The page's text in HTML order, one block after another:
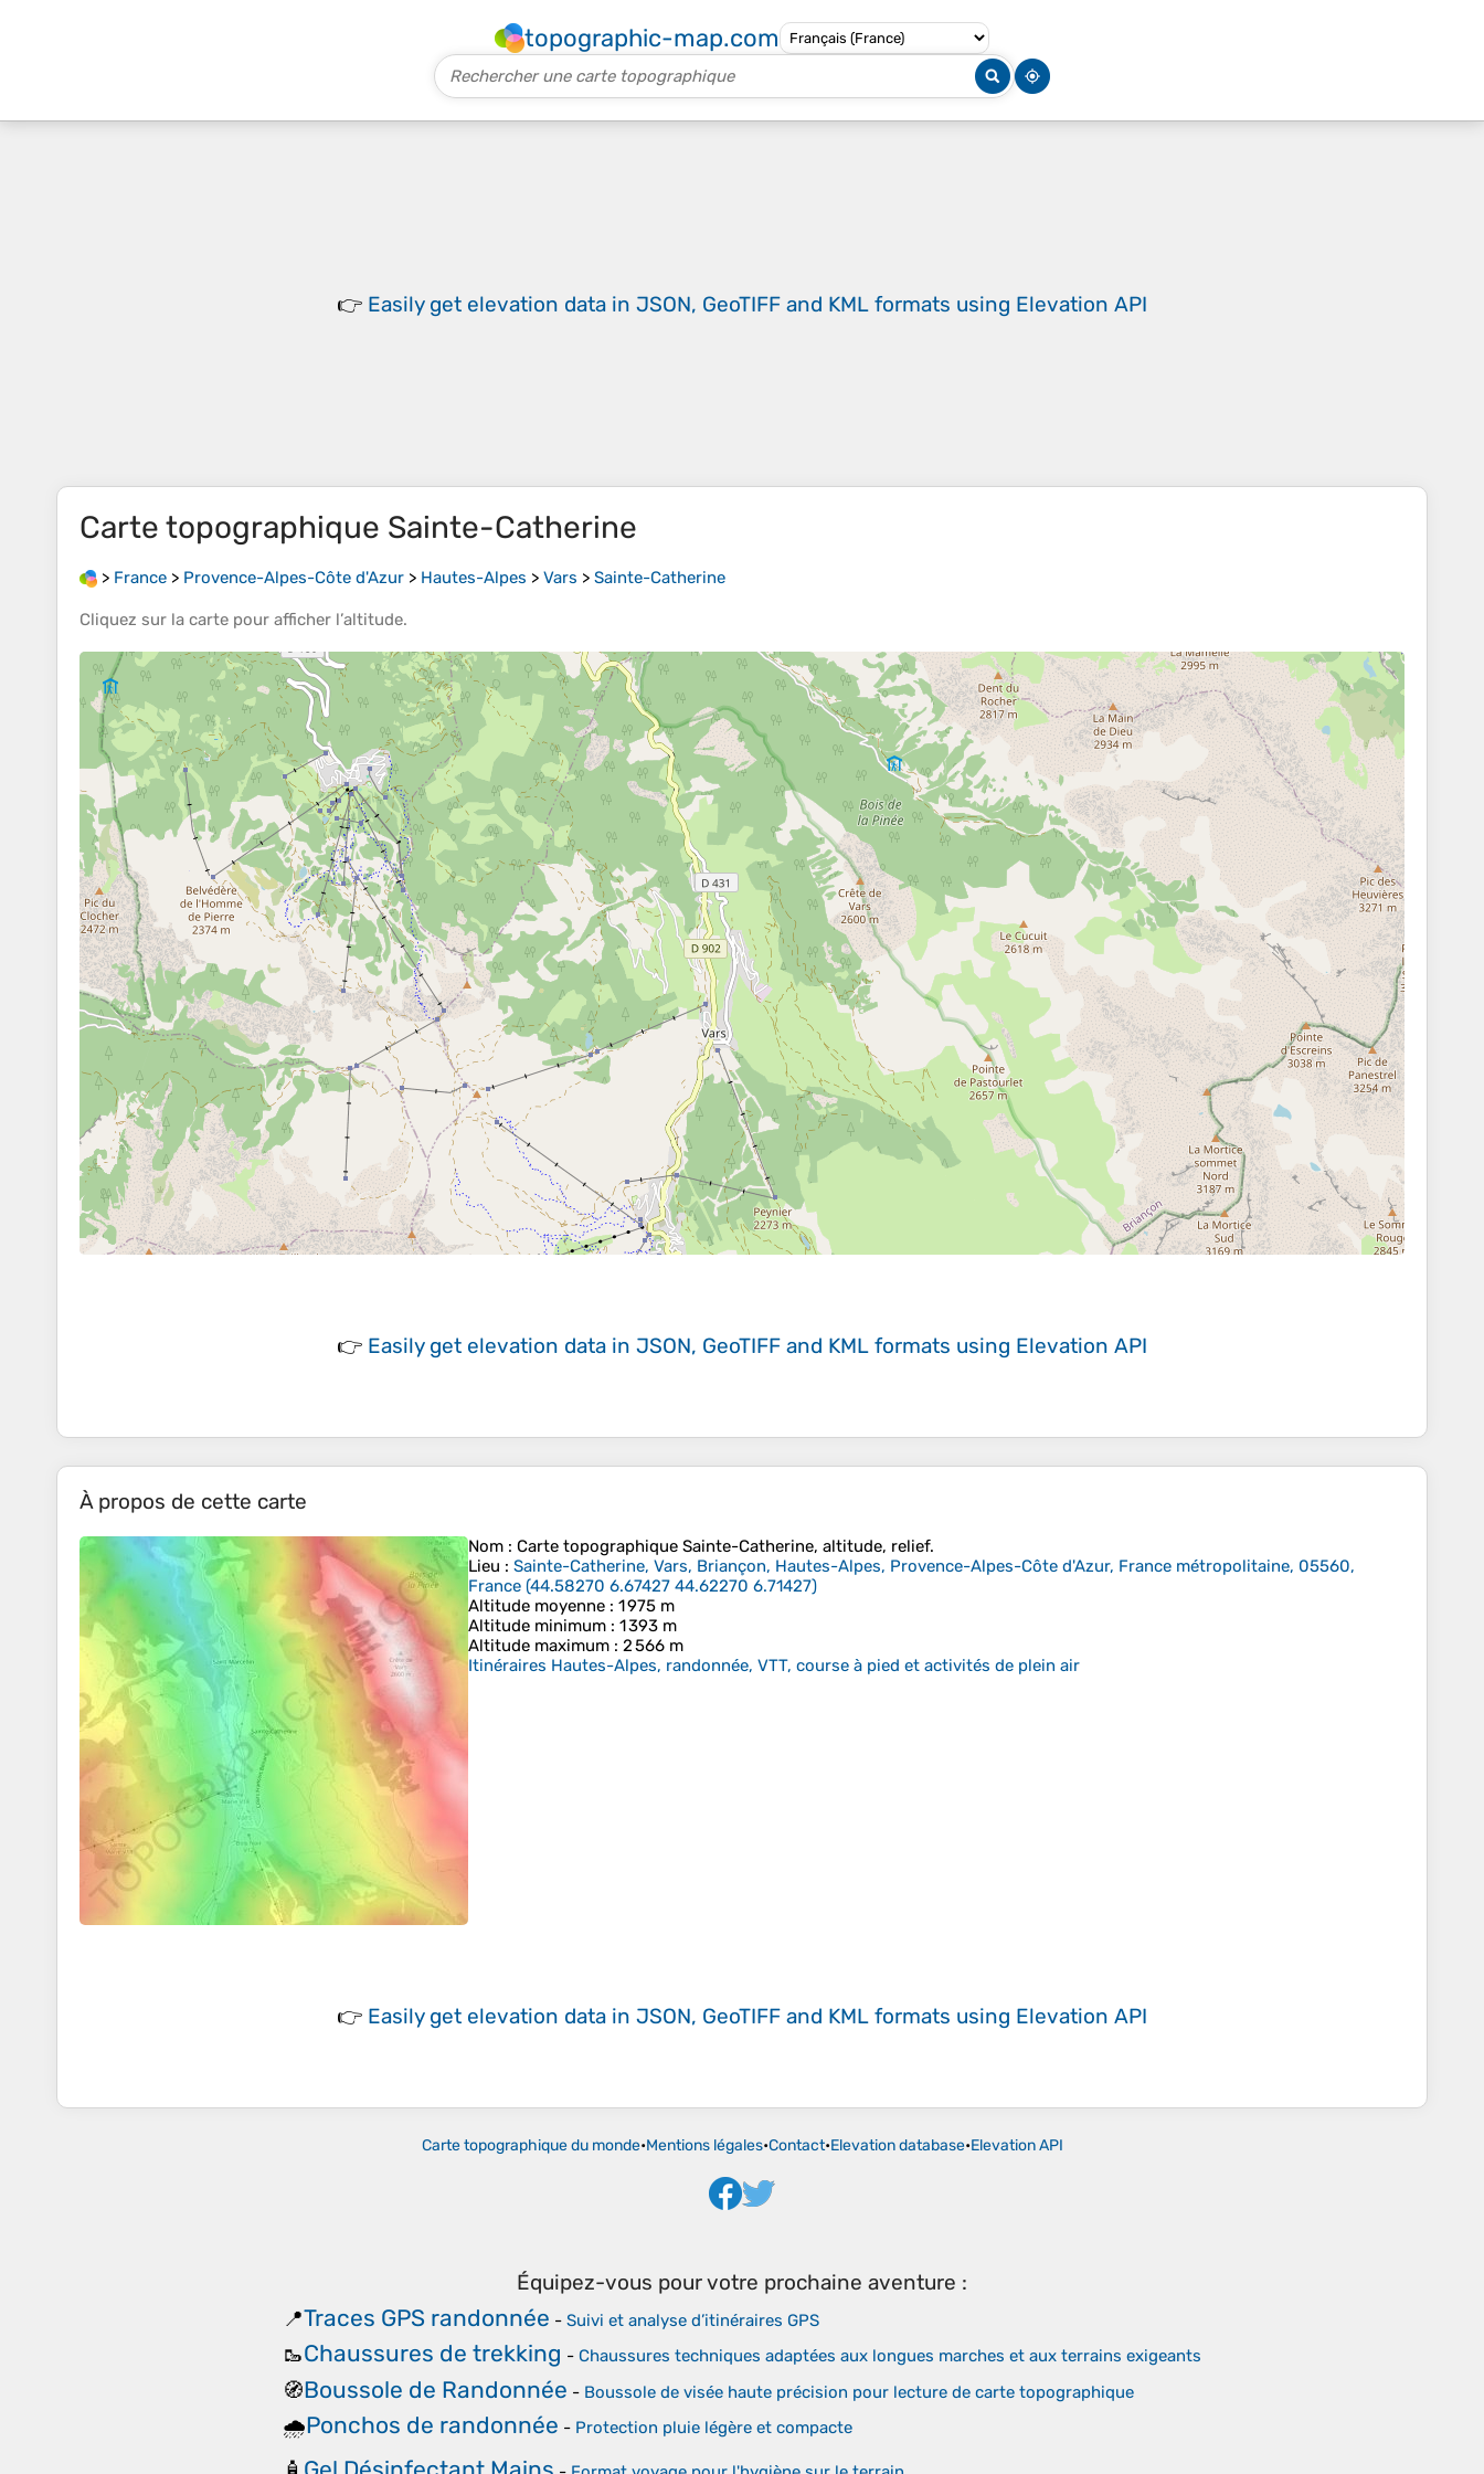
topographic-map.com
👉 Easily get elevation data in JSON, GeoTIFF and KML formats using Elevation API
Carte topographique Sainte-Catherine
> France > Provence-Alpes-Côte d'Azur > Hautes-Alpes > Vars > Sainte-Catherine
Cliquez sur la carte pour afficher l’altitude.
👉 Easily get elevation data in JSON, GeoTIFF and KML formats using Elevation API
À propos de cette carte
Nom : Carte topographique Sainte-Catherine, altitude, relief.
Lieu : Sainte-Catherine, Vars, Briançon, Hautes-Alpes, Provence-Alpes-Côte d'Azur, France métropolitaine, 05560,
France (44.58270 6.67427 44.62270 6.71427)
Altitude moyenne : 1 975 m
Altitude minimum : 1 393 m
Altitude maximum : 2 566 m
Itinéraires Hautes-Alpes, randonnée, VTT, course à pied et activités de plein air
👉 Easily get elevation data in JSON, GeoTIFF and KML formats using Elevation API
Carte topographique du monde•Mentions légales•Contact•Elevation database•Elevation API
Équipez-vous pour votre prochaine aventure :
📍Traces GPS randonnée - Suivi et analyse d’itinéraires GPS
🥾Chaussures de trekking - Chaussures techniques adaptées aux longues marches et aux terrains exigeants
🧭Boussole de Randonnée - Boussole de visée haute précision pour lecture de carte topographique
🌧️Ponchos de randonnée - Protection pluie légère et compacte